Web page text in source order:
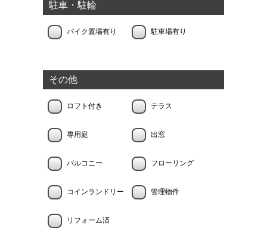
駐車・駐輪
バイク置場有り 駐車場有り
その他
ロフト付き テラス
専用庭 出窓
バルコニー フローリング
コインランドリー 管理物件
リフォーム済